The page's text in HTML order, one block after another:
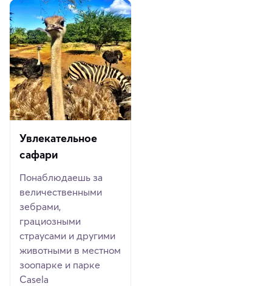
Увлекательное
сафари
Понаблюдаешь за
величественными
зебрами,
грациозными
страусами и другими
животными в местном
зоопарке и парке
Casela